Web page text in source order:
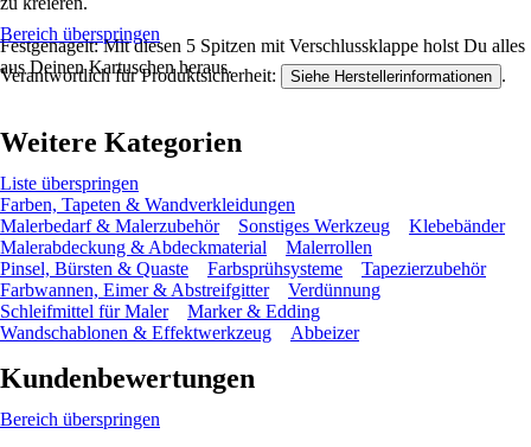
Festgenagelt: Mit diesen 5 Spitzen mit Verschlussklappe holst Du alles
aus Deinen Kartuschen heraus.
Bereich überspringen
Verantwortlich für Produktsicherheit: Siehe Herstellerinformationen .
Weitere Kategorien
Liste überspringen
Farben, Tapeten & Wandverkleidungen
Malerbedarf & Malerzubehör
Sonstiges Werkzeug
Klebebänder
Malerabdeckung & Abdeckmaterial
Malerrollen
Pinsel, Bürsten & Quaste
Farbsprühsysteme
Tapezierzubehör
Farbwannen, Eimer & Abstreifgitter
Verdünnung
Schleifmittel für Maler
Marker & Edding
Wandschablonen & Effektwerkzeug
Abbeizer
Kundenbewertungen
Bereich überspringen